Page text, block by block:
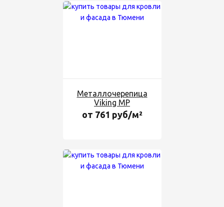
Металлочерепица
Viking MP
от 761 руб/м²